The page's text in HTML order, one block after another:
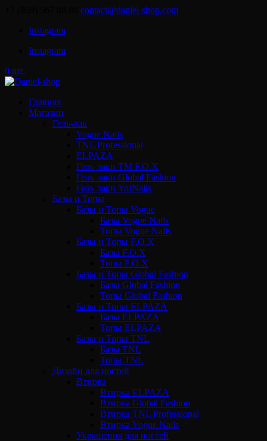
contact@daniel-shop.com
Instagram
Instagram
0 шт.
Главная
Магазин
Гель-лак
Vogue Nails
TNL Professional
ELPAZA
Гель лаки ТМ F.O.X
Гель лаки Global Fashion
Гель лаки Yo!Nails
Базы и Топы
Базы и Топы Vogue
Базы Vogue Nails
Топы Vogue Nails
Базы и Топы F.O.X
Базы F.O.X
Топы F.O.X
Базы и Топы Global Fashion
Базы Global Fashion
Топы Global Fashion
Базы и Топы ELPAZA
Базы ELPAZA
Топы ELPAZA
Базы и Топы TNL
Базы TNL
Топы TNL
Дизайн для ногтей
Втирка
Втирка ELPAZA
Втирка Global Fashion
Втирка TNL Professional
Втирка Vogue Nails
Украшения для ногтей